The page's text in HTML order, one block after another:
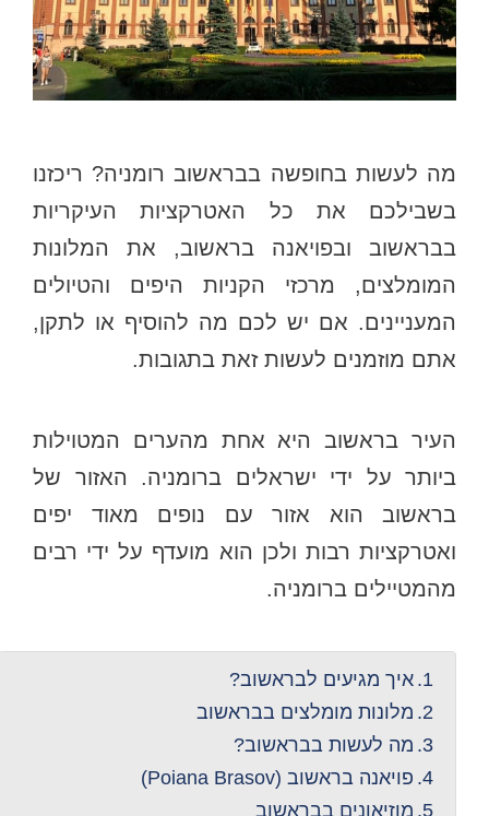
מה לעשות בחופשה בבראשוב רומניה? ריכזנו
בשבילכם את כל האטרקציות העיקריות
בבראשוב ובפויאנה בראשוב, את המלונות
המומלצים, מרכזי הקניות היפים והטיולים
המעניינים. אם יש לכם מה להוסיף או לתקן,
אתם מוזמנים לעשות זאת בתגובות.
העיר בראשוב היא אחת מהערים המטוילות
ביותר על ידי ישראלים ברומניה. האזור של
בראשוב הוא אזור עם נופים מאוד יפים
ואטרקציות רבות ולכן הוא מועדף על ידי רבים
מהמטיילים ברומניה.
איך מגיעים לבראשוב?
מלונות מומלצים בבראשוב
מה לעשות בבראשוב?
פויאנה בראשוב (Poiana Brasov)
מוזיאונים בבראשוב